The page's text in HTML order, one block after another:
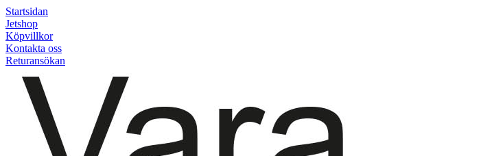
Startsidan
Jetshop
Köpvillkor
Kontakta oss
Returansökan